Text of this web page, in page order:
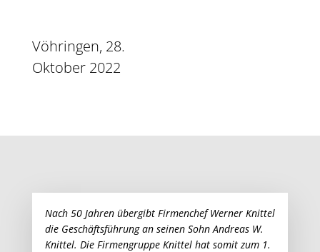
Vöhringen, 28.
Oktober 2022
Nach 50 Jahren übergibt Firmenchef Werner Knittel
die Geschäftsführung an seinen Sohn Andreas W.
Knittel. Die Firmengruppe Knittel hat somit zum 1.